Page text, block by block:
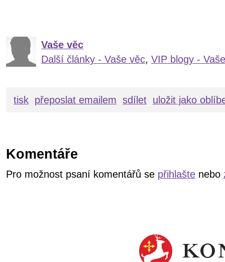
Vaše věc
Další články - Vaše věc, VIP blogy -
tisk přeposlat emailem sdílet uložit jako
Komentáře
Pro možnost psaní komentářů se přihlašte nebo